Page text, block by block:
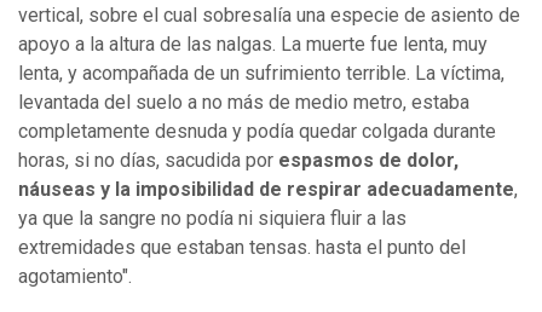
vertical, sobre el cual sobresalía una especie de asiento de
apoyo a la altura de las nalgas. La muerte fue lenta, muy
lenta, y acompañada de un sufrimiento terrible. La víctima,
levantada del suelo a no más de medio metro, estaba
completamente desnuda y podía quedar colgada durante
horas, si no días, sacudida por espasmos de dolor,
náuseas y la imposibilidad de respirar adecuadamente,
ya que la sangre no podía ni siquiera fluir a las
extremidades que estaban tensas. hasta el punto del
agotamiento".